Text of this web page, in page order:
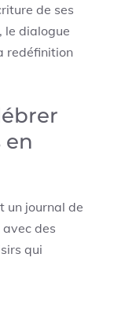
de ses
le dialogue
redéfinition
en
un journal de
des
qui